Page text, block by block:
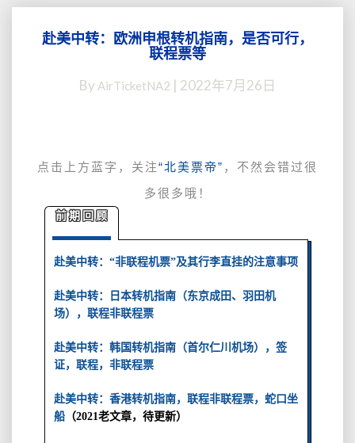
赴
美
转：
根
转
机
否
行，
票
赴美中转：欧洲申根转机指南，是否可行，
联程票等
By AirTicketNA2 2022年7月26日
点击上方蓝字，关注“北美票帝” ，不然会错过很
多很多哦！
前期回顾
赴美中转：“非联程机票”及其行李直挂的注意事项
赴美中转：日本转机指南（东京成田、羽田机
场），联程非联程票
赴美中转：韩国转机指南（首尔仁川机场），签
证，联程，非联程票
赴美中转：香港转机指南，联程非联程票，蛇口坐
船（2021老文章，待更新）